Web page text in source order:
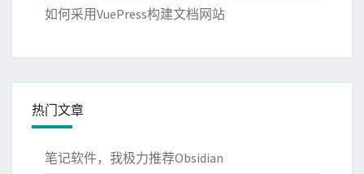
如何采用VuePress构建文档网站
热门文章
笔记软件，我极力推荐Obsidian